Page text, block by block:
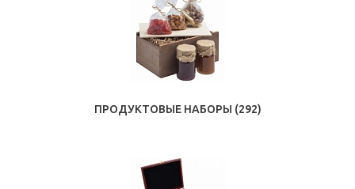
ПРОДУКТОВЫЕ НАБОРЫ (292)